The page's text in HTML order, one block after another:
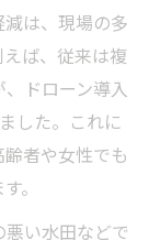
入の現実的
入コストを
報と申請ポ
金の利点
は、現場の多
ば、従来は複
ドローン導入
した。これに
者や女性でも
。
い水田などで